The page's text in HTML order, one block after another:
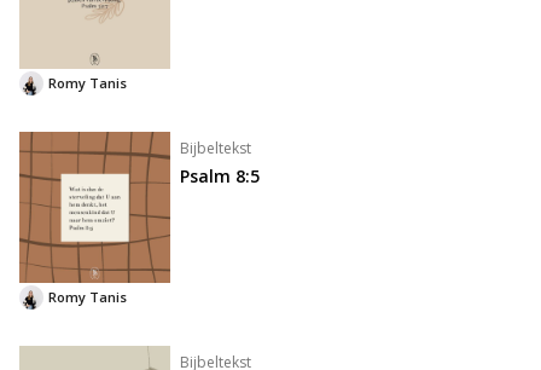
Romy Tanis
Bijbeltekst
Psalm 8:5
Romy Tanis
Bijbeltekst